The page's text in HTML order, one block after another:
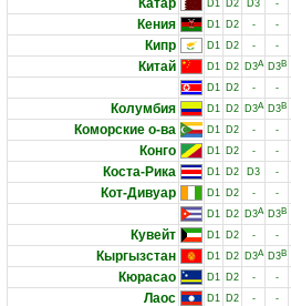
Катар D1 D2 D3 -
Кения D1 D2 - -
Кипр D1 D2 - -
Китай D1 D2 D3A D3B
D1 D2 - -
Колумбия D1 D2 D3A D3B
Коморские о-ва D1 D2 - -
Конго D1 D2 - -
Коста-Рика D1 D2 D3 -
Кот-Дивуар D1 D2 - -
D1 D2 D3A D3B
Кувейт D1 D2 - -
Кыргызстан D1 D2 D3A D3B
Кюрасао D1 D2 - -
Лаос D1 D2 - -